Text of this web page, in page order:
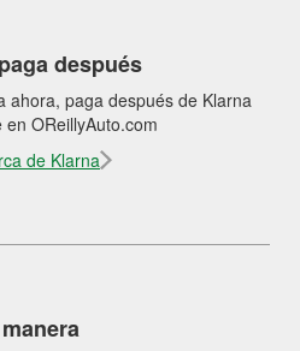
después
ahora, paga después de Klarna
OReillyAuto.com
de Klarna